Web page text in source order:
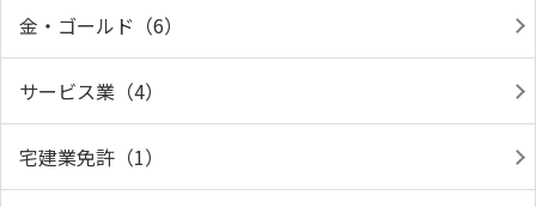
金・ゴールド（6）
サービス業（4）
宅建業免許（1）